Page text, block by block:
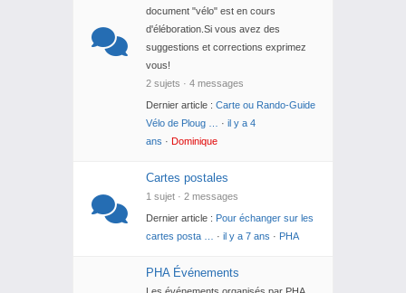
document "vélo" est en cours
d'éléboration.Si vous avez des
suggestions et corrections exprimez
vous!
2 sujets · 4 messages
Dernier article : Carte ou Rando-Guide
Vélo de Ploug …
· il y a 4
ans · Dominique
Cartes postales
1 sujet · 2 messages
Dernier article : Pour échanger sur les
cartes posta …
· il y a 7 ans · PHA
PHA Événements